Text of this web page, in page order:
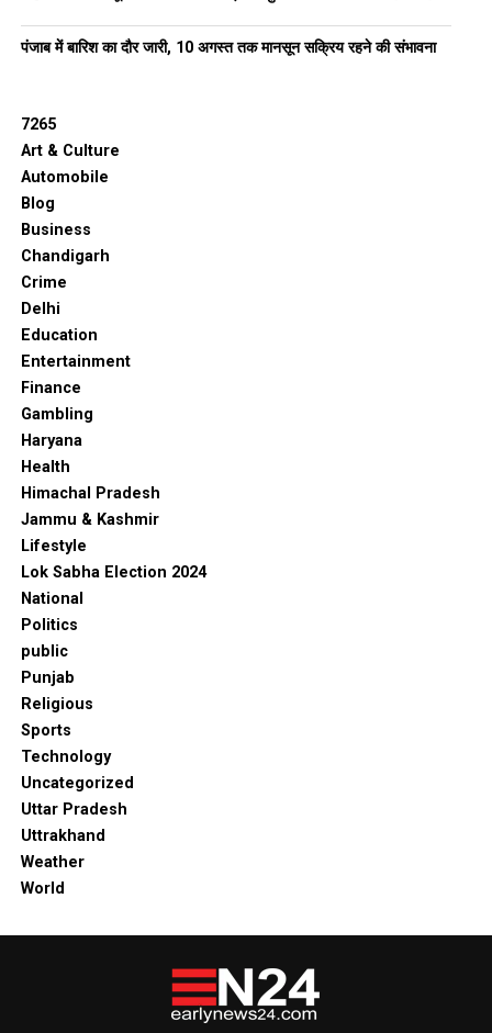
पंजाब में बारिश का दौर जारी, 10 अगस्त तक मानसून सक्रिय रहने की संभावना
7265
Art & Culture
Automobile
Blog
Business
Chandigarh
Crime
Delhi
Education
Entertainment
Finance
Gambling
Haryana
Health
Himachal Pradesh
Jammu & Kashmir
Lifestyle
Lok Sabha Election 2024
National
Politics
public
Punjab
Religious
Sports
Technology
Uncategorized
Uttar Pradesh
Uttrakhand
Weather
World